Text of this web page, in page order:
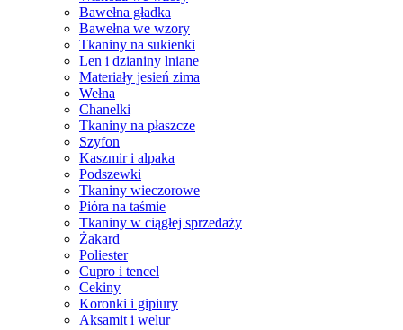
Bawełna gładka
Bawełna we wzory
Tkaniny na sukienki
Len i dzianiny lniane
Materiały jesień zima
Wełna
Chanelki
Tkaniny na płaszcze
Szyfon
Kaszmir i alpaka
Podszewki
Tkaniny wieczorowe
Pióra na taśmie
Tkaniny w ciągłej sprzedaży
Żakard
Poliester
Cupro i tencel
Cekiny
Koronki i gipiury
Aksamit i welur